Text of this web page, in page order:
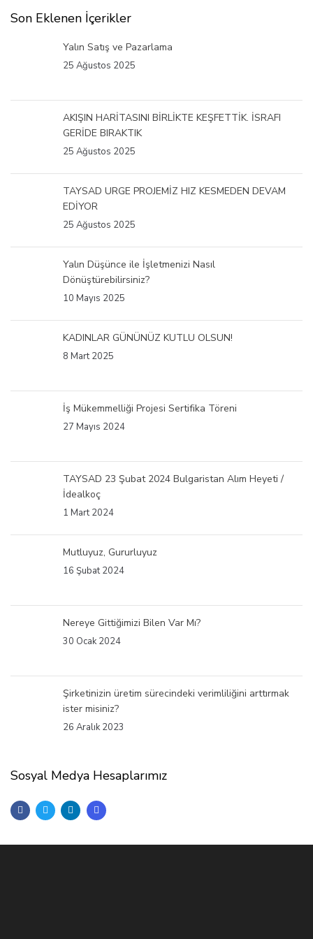
Son Eklenen İçerikler
Yalın Satış ve Pazarlama
25 Ağustos 2025
AKIŞIN HARİTASINI BİRLİKTE KEŞFETTİK. İSRAFI
GERİDE BIRAKTIK
25 Ağustos 2025
TAYSAD URGE PROJEMİZ HIZ KESMEDEN DEVAM
EDİYOR
25 Ağustos 2025
Yalın Düşünce ile İşletmenizi Nasıl
Dönüştürebilirsiniz?
10 Mayıs 2025
KADINLAR GÜNÜNÜZ KUTLU OLSUN!
8 Mart 2025
İş Mükemmelliği Projesi Sertifika Töreni
27 Mayıs 2024
TAYSAD 23 Şubat 2024 Bulgaristan Alım Heyeti /
İdealkoç
1 Mart 2024
Mutluyuz, Gururluyuz
16 Şubat 2024
Nereye Gittiğimizi Bilen Var Mı?
30 Ocak 2024
Şirketinizin üretim sürecindeki verimliliğini arttırmak
ister misiniz?
26 Aralık 2023
Sosyal Medya Hesaplarımız